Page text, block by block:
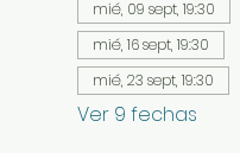
mié, 09 sept, 19:30
mié, 16 sept, 19:30
mié, 23 sept, 19:30
Ver 9 fechas